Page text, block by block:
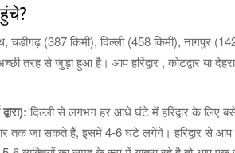
चंडीगढ़ (387 किमी), दिल्ली (458 किमी), नागपुर
तरह से जुड़ा हुआ है। आप हरिद्वार , कोटद्वार या
दिल्ली से लगभग हर आधे घंटे में हरिद्वार के लिए
तक जा सकते हैं, इसमें 4-6 घंटे लगेंगे। हरिद्वार से